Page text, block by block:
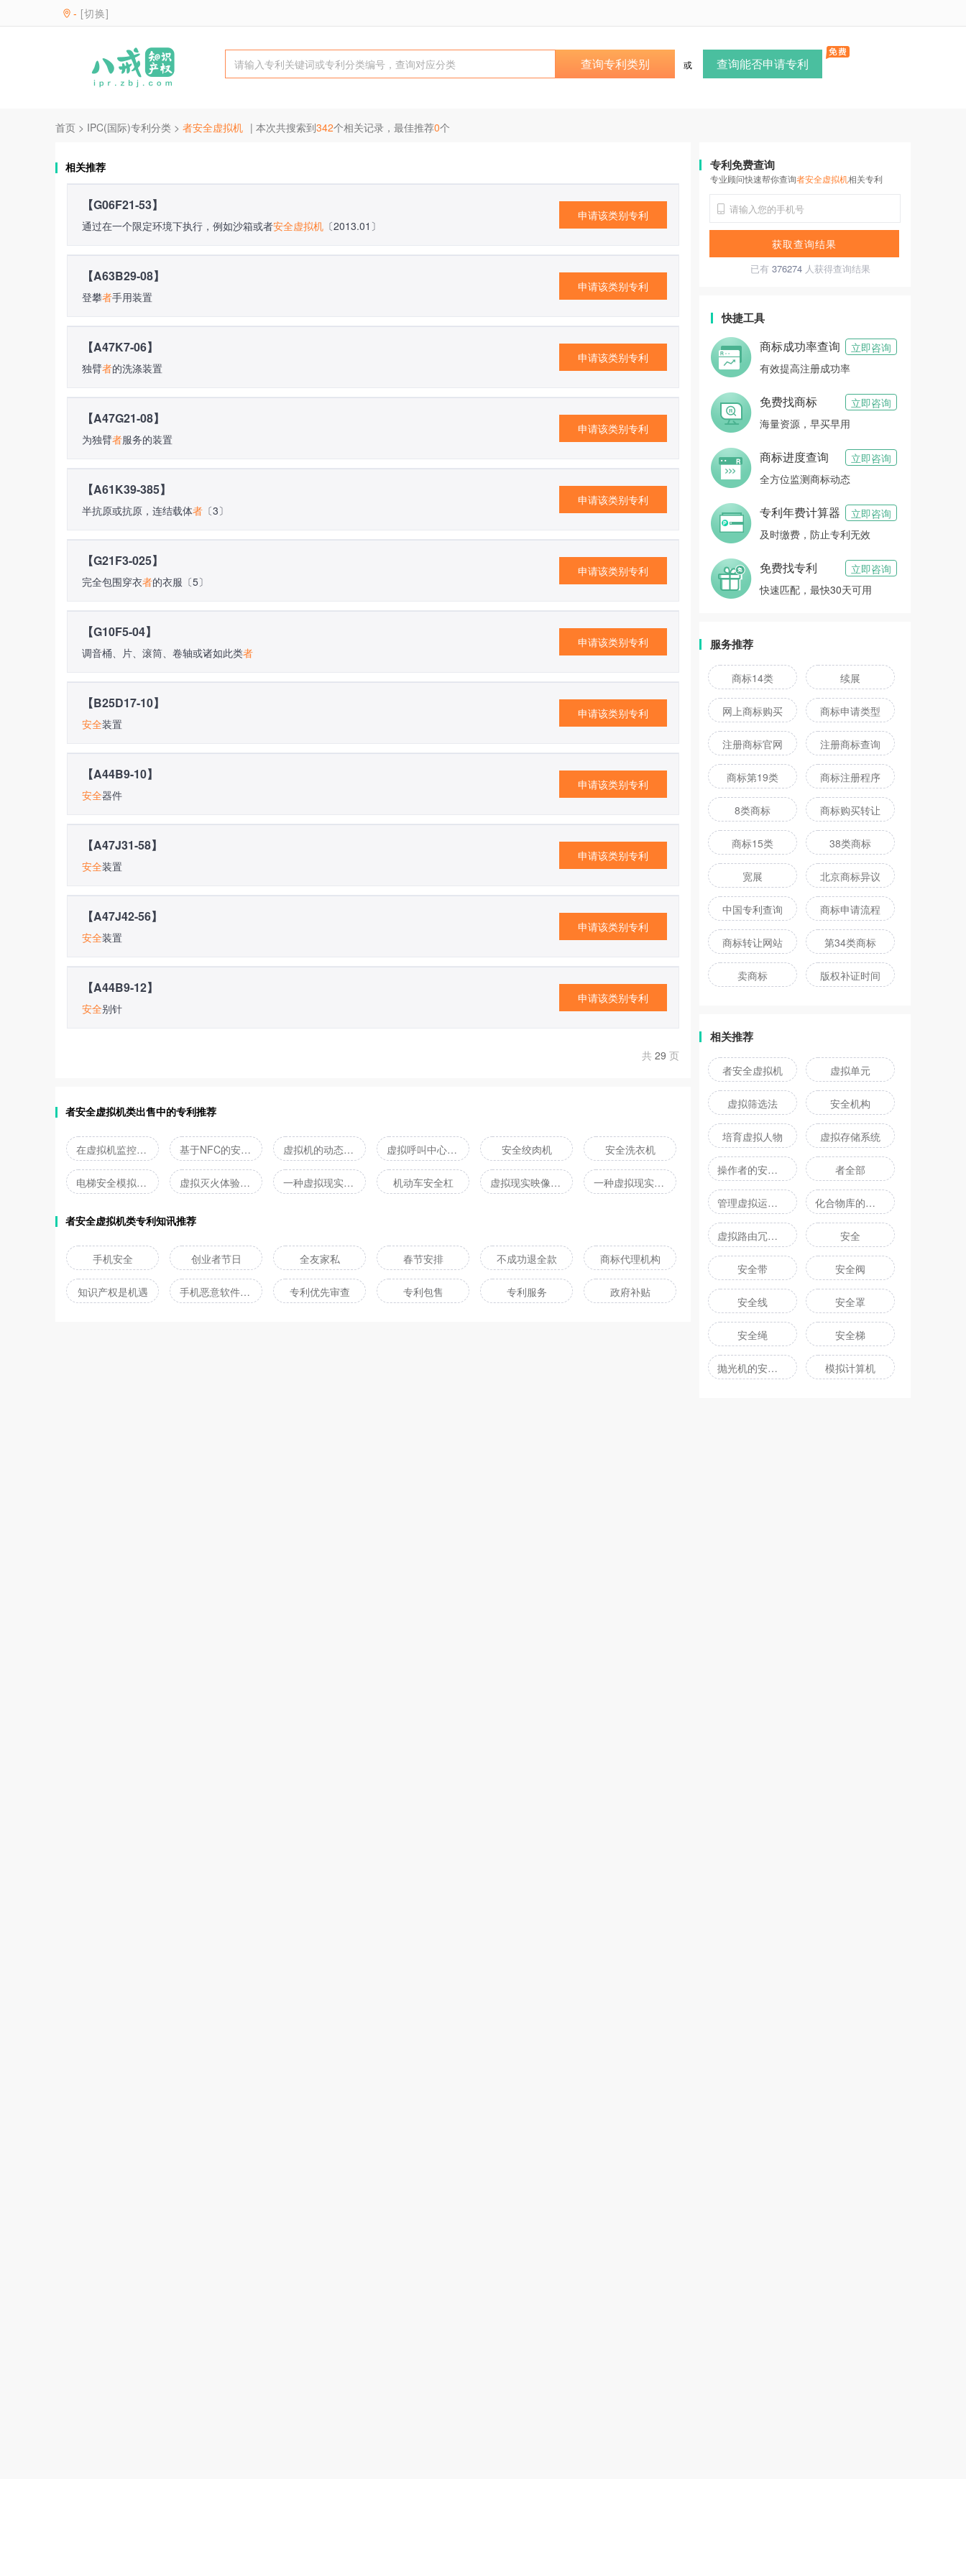
- [切换]
查询专利类别 或 查询能否申请专利
首页 > IPC(国际)专利分类 > 者安全虚拟机 | 本次共搜索到342个相关记录，最佳推荐0个
相关推荐
【G06F21-53】
通过在一个限定环境下执行，例如沙箱或者安全虚拟机 〔2013.01〕
申请该类别专利
【A63B29-08】
登攀者手用装置
申请该类别专利
【A47K7-06】
独臂者的洗涤装置
申请该类别专利
【A47G21-08】
为独臂者服务的装置
申请该类别专利
【A61K39-385】
半抗原或抗原，连结载体者 〔3〕
申请该类别专利
【G21F3-025】
完全包围穿衣者的衣服〔5〕
申请该类别专利
【G10F5-04】
调音桶、片、滚筒、卷轴或诸如此类者
申请该类别专利
【B25D17-10】
安全装置
申请该类别专利
【A44B9-10】
安全器件
申请该类别专利
【A47J31-58】
安全装置
申请该类别专利
【A47J42-56】
安全装置
申请该类别专利
【A44B9-12】
安全别针
申请该类别专利
共 29 页
者安全虚拟机类出售中的专利推荐
在虚拟机监控器外进行输入输出设备虚拟化的虚拟机系统 基于NFC的安全便捷型虚拟键盘装置 虚拟机的动态部署方法 虚拟呼叫中心系统及虚拟呼叫方法 安全绞肉机 安全洗衣机
电梯安全模拟体验装置 虚拟灭火体验装置 一种虚拟现实帽子 机动车安全杠 虚拟现实映像装置以及一体式虚拟现实设备 一种虚拟现实过山车模拟设备
者安全虚拟机类专利知讯推荐
手机安全 创业者节日 全友家私 春节安排 不成功退全款 商标代理机构
知识产权是机遇 手机恶意软件攻击 专利优先审查 专利包售 专利服务 政府补贴
专利免费查询
专业顾问快速帮你查询者安全虚拟机相关专利
获取查询结果
已有 376274 人获得查询结果
快捷工具
商标成功率查询
有效提高注册成功率
立即咨询
免费找商标
海量资源，早买早用
立即咨询
商标进度查询
全方位监测商标动态
立即咨询
专利年费计算器
及时缴费，防止专利无效
立即咨询
免费找专利
快速匹配，最快30天可用
立即咨询
服务推荐
商标14类 续展
网上商标购买 商标申请类型
注册商标官网 注册商标查询
商标第19类 商标注册程序
8类商标 商标购买转让
商标15类 38类商标
宽展 北京商标异议
中国专利查询 商标申请流程
商标转让网站 第34类商标
卖商标 版权补证时间
相关推荐
者安全虚拟机 虚拟单元
虚拟筛选法 安全机构
培育虚拟人物 虚拟存储系统
操作者的安全设备 者全部
管理虚拟运动队 化合物库的虚拟
虚拟路由冗余协议 安全
安全带 安全阀
安全线 安全罩
安全绳 安全梯
抛光机的安全装置 模拟计算机